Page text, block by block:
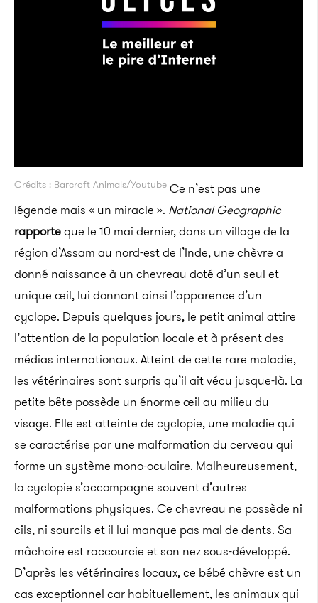
Crédits : Barcroft Animals/Youtube Ce n’est pas une
légende mais « un miracle ». National Geographic
rapporteque le 10 mai dernier, dans un village de la
région d’Assam au nord-est de l’Inde, une chèvre a
donné naissance à un chevreau doté d’un seul et
unique œil, lui donnant ainsi l’apparence d’un
cyclope. Depuis quelques jours, le petit animal attire
l’attention de la population locale et à présent des
médias internationaux. Atteint de cette rare maladie,
les vétérinaires sont surpris qu’il ait vécu jusque-là. La
petite bête possède un énorme œil au milieu du
visage. Elle est atteinte de cyclopie, une maladie qui
se caractérise par une malformation du cerveau qui
forme un système mono-oculaire. Malheureusement,
la cyclopie s’accompagne souvent d’autres
malformations physiques. Ce chevreau ne possède ni
cils, ni sourcils et il lui manque pas mal de dents. Sa
mâchoire est raccourcie et son nez sous-développé.
D’après les vétérinaires locaux, ce bébé chèvre est un
cas exceptionnel car habituellement, les animaux qui